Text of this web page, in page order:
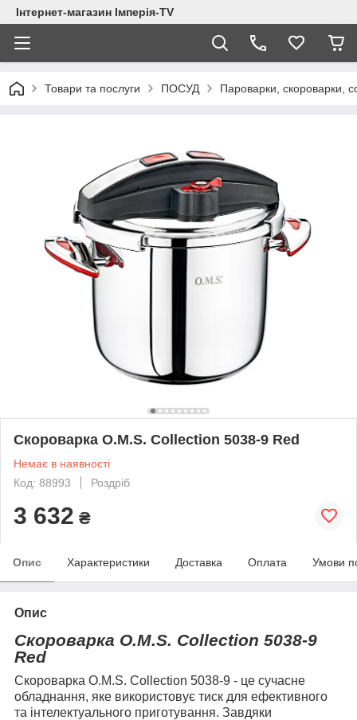
Інтернет-магазин Імперія-TV
Товари та послуги ПОСУД Пароварки, скороварки,
Скороварка O.M.S. Collection 5038-9 Red
Немає в наявності
Код: 88993
Роздріб
3 632 ₴
Опис Характеристики Доставка Оплата Умови
Опис
Скороварка O.M.S. Collection 5038-9
Red
Скороварка O.M.S. Collection 5038-9 - це сучасне
обладнання, яке використовує тиск для ефективного
та інтелектуального приготування. Завдяки